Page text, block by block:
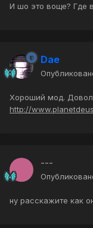
И шо это воще? Где
Dae
Хороший мод.
http://
---
ну расскажите как